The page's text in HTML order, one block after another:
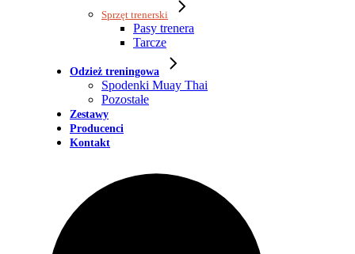
Sprzęt trenerski
Pasy trenera
Tarcze
Odzież treningowa
Spodenki Muay Thai
Pozostałe
Zestawy
Producenci
Kontakt